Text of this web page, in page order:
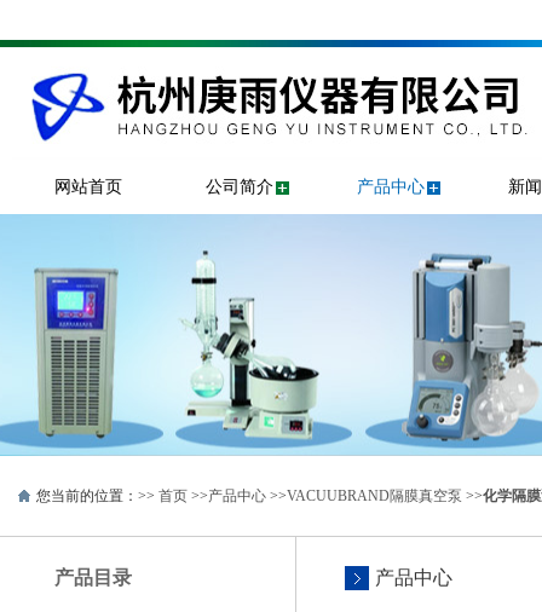
网站首页 公司简介 产品中心 新
您当前的位置：>> 首页 >>产品中心 >>VACUUBRAND隔膜真空泵 >>化学隔
产品目录 产品中心